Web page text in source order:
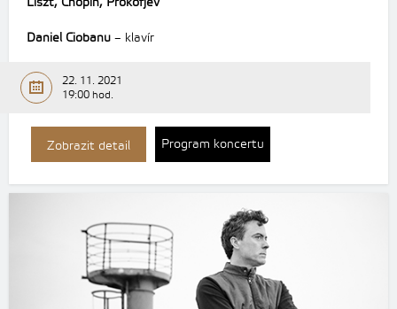
Daniel Ciobanu – klavír
22. 11. 2021
19:00 hod.
Zobrazit detail Program koncertu